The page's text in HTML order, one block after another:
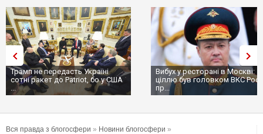
Трамп не передасть Україні
сотні ракет до Patriot, бо у США
...
Вибух у ресторані в Москві:
ціллю був головком ВКС
пр...
Вся правда з блогосфери » Новини блогосфери »